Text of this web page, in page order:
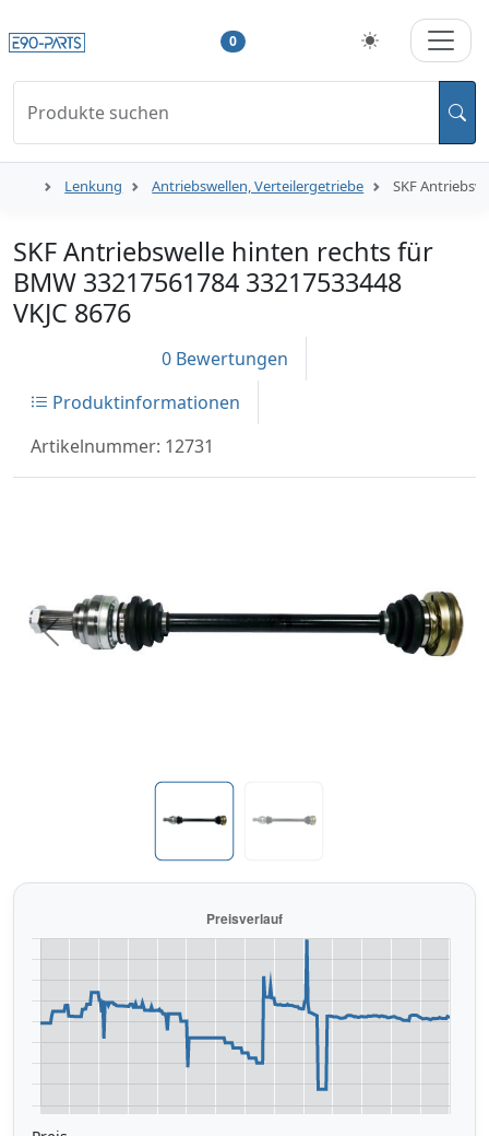
0
Produkte suchen
Lenkung Antriebswellen, Verteilergetriebe SKF
SKF Antriebswelle hinten rechts für
BMW 33217561784 33217533448
VKJC 8676
0 Bewertungen
Produktinformationen
Artikelnummer: 12731
Previous Next